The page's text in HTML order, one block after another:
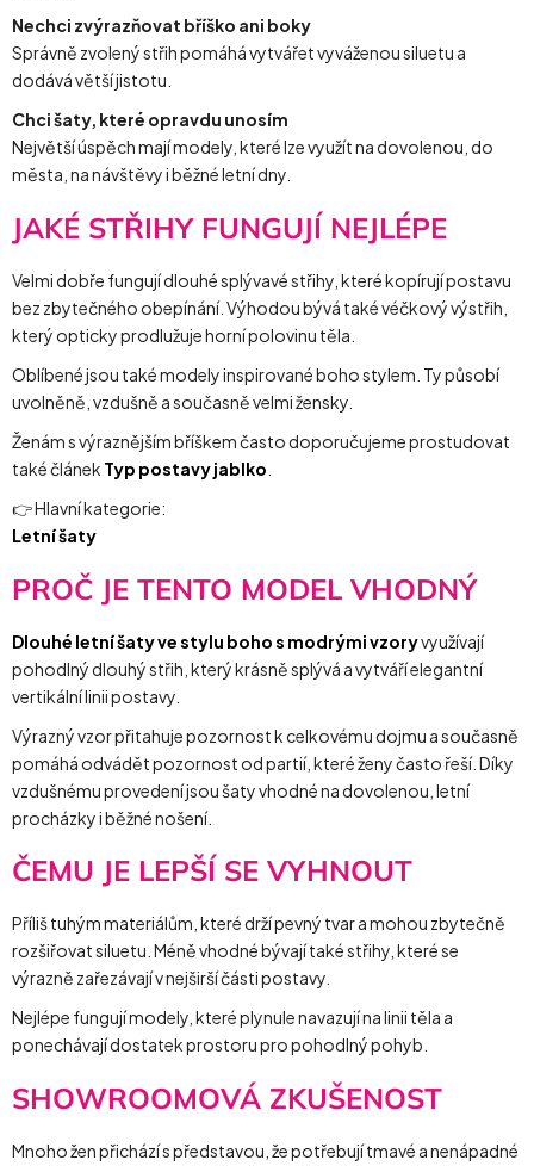
Nechci zvýrazňovat bříško ani boky
Správně zvolený střih pomáhá vytvářet vyváženou siluetu a
dodává větší jistotu.
Chci šaty, které opravdu unosím
Největší úspěch mají modely, které lze využít na dovolenou, do
města, na návštěvy i běžné letní dny.
JAKÉ STŘIHY FUNGUJÍ NEJLÉPE
Velmi dobře fungují dlouhé splývavé střihy, které kopírují postavu
bez zbytečného obepínání. Výhodou bývá také véčkový výstřih,
který opticky prodlužuje horní polovinu těla.
Oblíbené jsou také modely inspirované boho stylem. Ty působí
uvolněně, vzdušně a současně velmi žensky.
Ženám s výraznějším bříškem často doporučujeme prostudovat
také článek Typ postavy jablko
👉 Hlavní kategorie:
Letní šaty
PROČ JE TENTO MODEL VHODNÝ
Dlouhé letní šaty ve stylu boho s modrými vzoryvyužívají
pohodlný dlouhý střih, který krásně splývá a vytváří elegantní
vertikální linii postavy.
Výrazný vzor přitahuje pozornost k celkovému dojmu a současně
pomáhá odvádět pozornost od partií, které ženy často řeší. Díky
vzdušnému provedení jsou šaty vhodné na dovolenou, letní
procházky i běžné nošení.
ČEMU JE LEPŠÍ SE VYHNOUT
Příliš tuhým materiálům, které drží pevný tvar a mohou zbytečně
rozšiřovat siluetu. Méně vhodné bývají také střihy, které se
výrazně zařezávají v nejširší části postavy.
Nejlépe fungují modely, které plynule navazují na linii těla a
ponechávají dostatek prostoru pro pohodlný pohyb.
SHOWROOMOVÁ ZKUŠENOST
Mnoho žen přichází s představou, že potřebují tmavé a nenápadné